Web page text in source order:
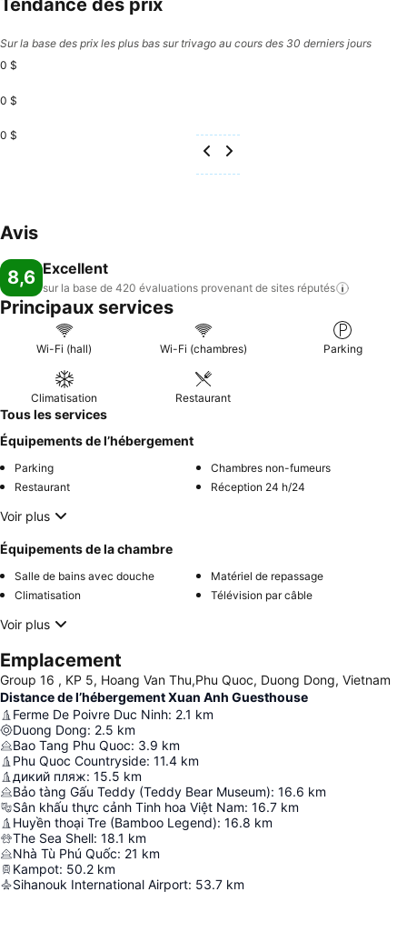
Tendance des prix
Sur la base des prix les plus bas sur trivago au cours des 30 derniers jours
0 $
0 $
0 $
Avis
8,6 Excellent
sur la base de 420 évaluations provenant de sites réputés
Principaux services
Wi-Fi (hall) Wi-Fi (chambres) Parking
Climatisation Restaurant
Tous les services
Équipements de l’hébergement
Parking
Chambres non-fumeurs
Restaurant
Réception 24 h/24
Voir plus
Équipements de la chambre
Salle de bains avec douche
Matériel de repassage
Climatisation
Télévision par câble
Voir plus
Emplacement
Group 16 , KP 5, Hoang Van Thu,Phu Quoc, Duong Dong, Vietnam
Distance de l’hébergement Xuan Anh Guesthouse
Ferme De Poivre Duc Ninh: 2.1 km
Duong Dong: 2.5 km
Bao Tang Phu Quoc: 3.9 km
Phu Quoc Countryside: 11.4 km
дикий пляж: 15.5 km
Bảo tàng Gấu Teddy (Teddy Bear Museum): 16.6 km
Sân khấu thực cảnh Tinh hoa Việt Nam: 16.7 km
Huyền thoại Tre (Bamboo Legend): 16.8 km
The Sea Shell: 18.1 km
Nhà Tù Phú Quốc: 21 km
Kampot: 50.2 km
Sihanouk International Airport: 53.7 km